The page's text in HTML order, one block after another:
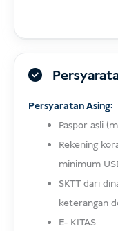
Persyaratan Asing:
Paspor asli
Rekening
minimum
SKTT dari
keterangan
E- KITAS